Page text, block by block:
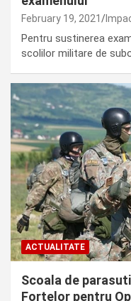
February 19, 2021
Pentru sustinerea
scolilor militare de
ACTUALITATE
Scoala de
Fortelor pentru